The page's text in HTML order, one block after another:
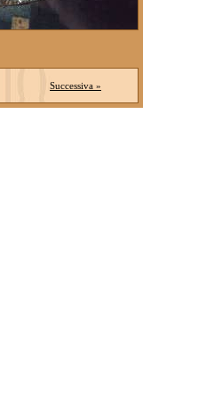
Successiva »